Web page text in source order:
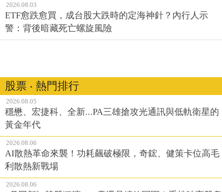
2026.08.03
ETF愈跌愈買，成台股大跌時的定海神針？內行人示
警：背後暗藏死亡螺旋風險
股票 ‧ 熱門排行
2026.08.05
穩懋、宏捷科、全新...PA三雄搶攻光通訊與低軌衛星的
黃金年代
2026.08.06
AI散熱革命來襲！功耗飆破極限，奇鋐、健策卡位高毛
利散熱新戰場
2026.08.06